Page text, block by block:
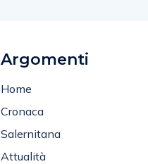
Argomenti
Home
Cronaca
Salernitana
Attualità